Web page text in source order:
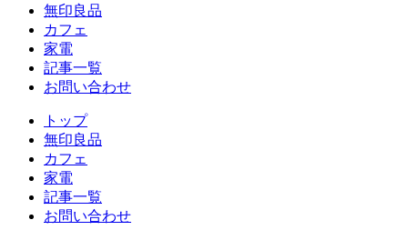
無印良品
カフェ
家電
記事一覧
お問い合わせ
トップ
無印良品
カフェ
家電
記事一覧
お問い合わせ